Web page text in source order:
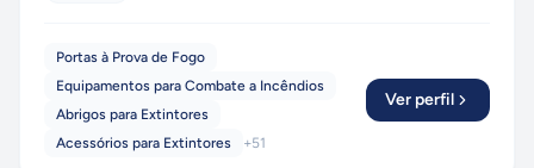
Portas à Prova de Fogo
Equipamentos para Combate a Incêndios
Abrigos para Extintores
Acessórios para Extintores
+51
Ver perfil